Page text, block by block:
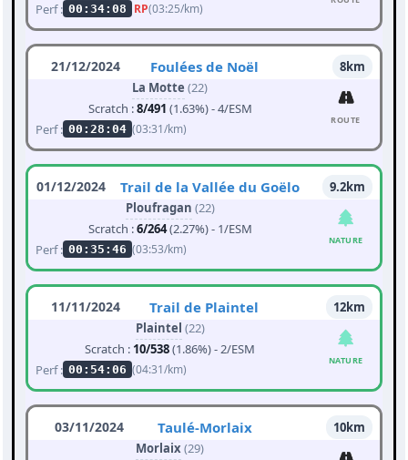
Perf : 00:34:08 RP(03:25/km)
21/12/2024 Foulées de Noël
8km
La Motte (22)
Scratch :8/491 (1.63%) - 4/ESM
Perf : 00:28:04 (03:31/km)
ROUTE
01/12/2024 Trail de la Vallée du Goëlo
9.2km
Ploufragan (22)
Scratch :6/264(2.27%) - 1/ESM
Perf : 00:35:46 (03:53/km)
NATURE
11/11/2024 Trail de Plaintel
12km
Plaintel (22)
Scratch : 10/538(1.86%) - 2/ESM
Perf : 00:54:06 (04:31/km)
NATURE
03/11/2024 Taulé-Morlaix
10km
Morlaix(29)